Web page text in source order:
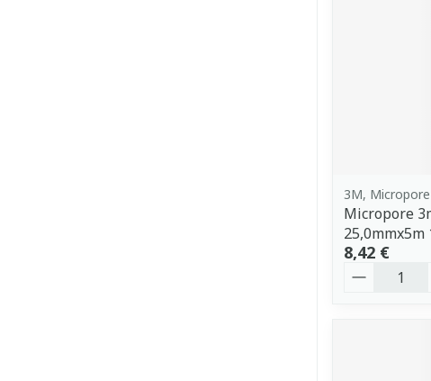
3M, Micropore
Micropore
25,0mmx5m
8,42 €
Quantité